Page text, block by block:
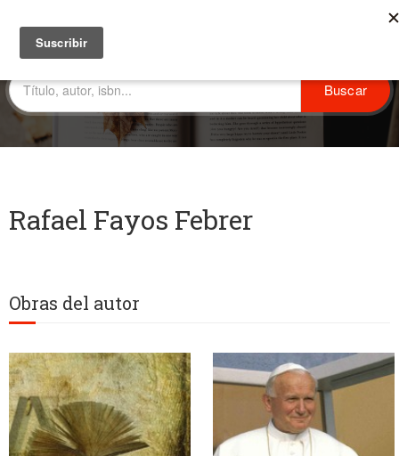
Rafael Fayos Febrer
Obras del autor